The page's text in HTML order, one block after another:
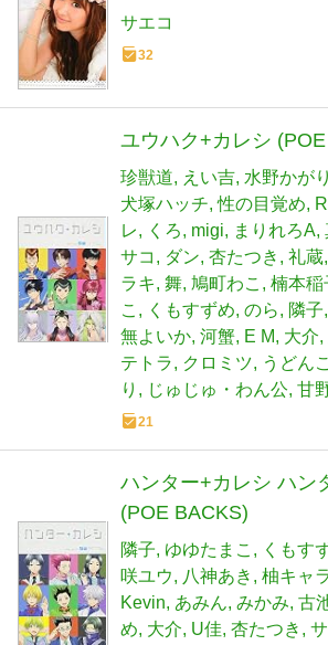
サエコ
32
ユウハク+カレシ
珍獣道 えい吉 水野かがり
犬塚ハッチ 性の目覚め
レ
くろ migi まりれろA
サコ
ダン 杏たつき 礼蔵
ラキ 舞 鳩町わこ 楠本稲
こ
くもすずめ のら 隣子
無よいか 河蟹 E M 大介
テトラ
クロミツ うどんこ
り
じゅじゅ・わん公 甘
21
ハンター+カレシ ハン
(POE BACKS)
隣子 ゆゆたまこ くもす
咲ユウ
八神あき 柚キャ
Kevin あみん みかみ 古
め 大介 U佳 杏たつき